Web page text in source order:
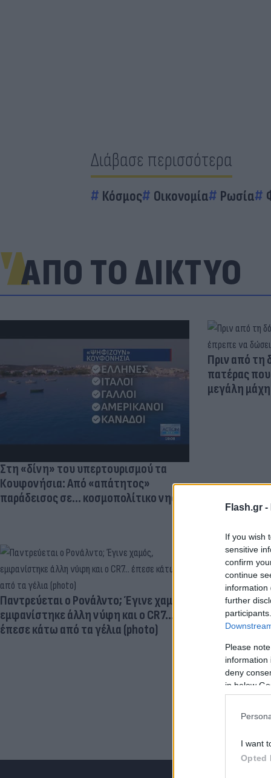
Flash.gr -
If you wish
sensitive
confirm
continue
information
further
Please
information
deny
in below
I want
Opted
Διάβασε περισσότερα
Κόσμος Οικονομία Ρωσία
ΑΠΟ ΤΟ ΔΙΚΤΥΟ
Στη «δίνη» του υπερτουρισμού τα
Κουφονήσια: Από «απάτητος»
παράδεισος σε... κοσμοπολίτικο νησί
Πριν από τη
πατέρας
μεγάλη μάχη
Παντρεύεται ο Ρονάλντο; Έγινε χαμός,
εμφανίστηκε άλλη νύφη και ο CR7…
έπεσε κάτω από τα γέλια (photo)
Ηλεκτρικά